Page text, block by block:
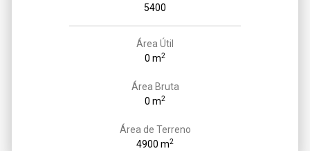
5400
Área Útil
0 m2
Área Bruta
0 m2
Área de Terreno
4900 m2